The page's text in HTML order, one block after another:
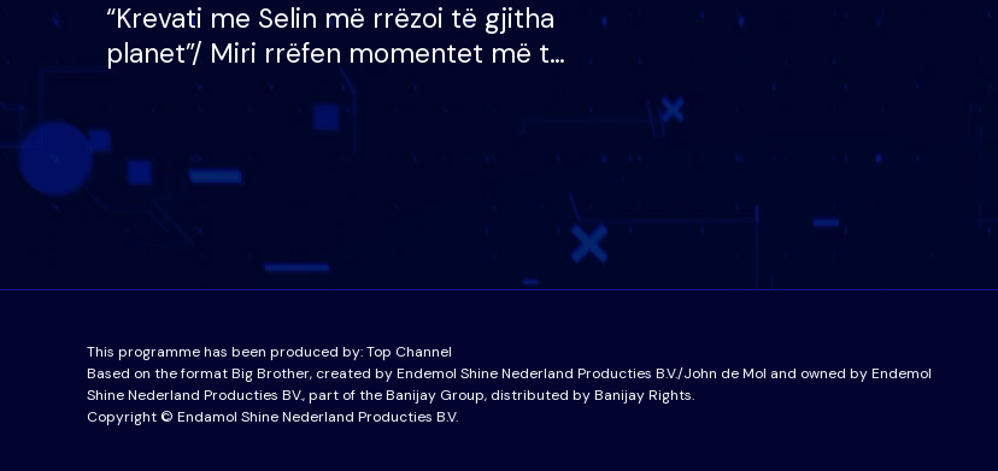
“Krevati me Selin më rrëzoi të gjitha
planet”/ Miri rrëfen momentet më të
bukura në shtëpinë e BB VIP: Do më
mungojë zilja e mëngjesit kur…
This programme has been produced by:Top Channel
Based on the format Big Brother, created by Endemol Shine Nederland Producties B.V./John de Mol and owned by Endemol
Shine Nederland Producties BV., part of the Banijay Group, distributed by Banijay Rights.
Copyright © Endamol Shine Nederland Producties B.V.